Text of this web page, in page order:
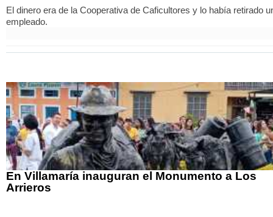
El dinero era de la Cooperativa de Caficultores y lo había retirado
empleado.
En Villamaría inauguran el Monumento a Los
Arrieros